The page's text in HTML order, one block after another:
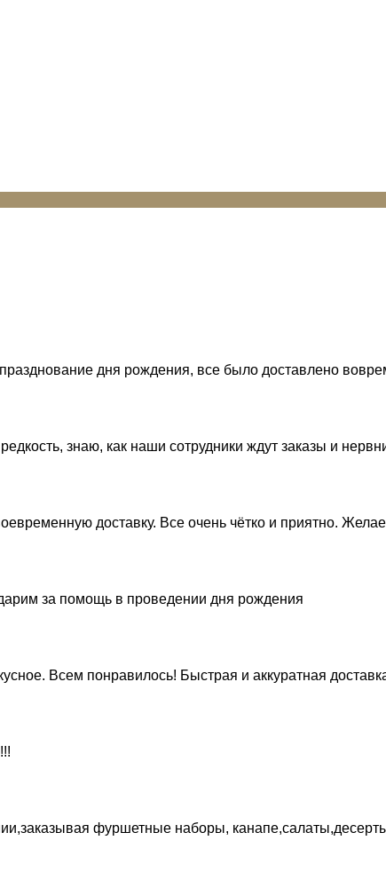
дня рождения, все было доставлено
знаю, как наши сотрудники ждут заказы и
доставку. Все очень чётко и приятно.
за помощь в проведении дня рождения
Всем понравилось! Быстрая и аккуратная
фуршетные наборы,